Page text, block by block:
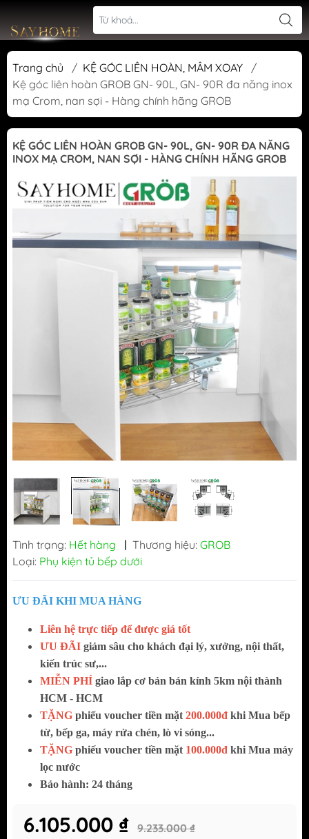
Trang chủ / KỆ GÓC LIÊN HOÀN, MÂM XOAY
/
Kệ góc liên hoàn GROB GN- 90L, GN- 90R đa năng inox
mạ Crom, nan sợi - Hàng chính hãng GROB
KỆ GÓC LIÊN HOÀN GROB GN- 90L, GN- 90R ĐA NĂNG
INOX MẠ CROM, NAN SỢI - HÀNG CHÍNH HÃNG GROB
Tình trạng: Hết hàng | Thương hiệu: GROB
Loại: Phụ kiện tủ bếp dưới
ƯU ĐÃI KHI MUA HÀNG
Liên hệ trực tiếp để được giá tốt
ƯU ĐÃI giảm sâu cho khách đại lý, xưởng, nội thất,
kiến trúc sư,...
MIỄN PHÍ giao lắp cơ bản bán kính 5km nội thành
HCM - HCM
TẶNG phiếu voucher tiền mặt 200.000đ khi Mua bếp
từ, bếp ga, máy rửa chén, lò vi sóng...
TẶNG phiếu voucher tiền mặt 100.000đ khi Mua máy
lọc nước
Bảo hành: 24 tháng
6.105.000 ₫ 9.233.000 ₫